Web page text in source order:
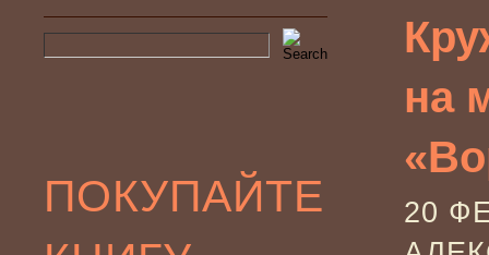
ПОКУПАЙТЕ
на
20